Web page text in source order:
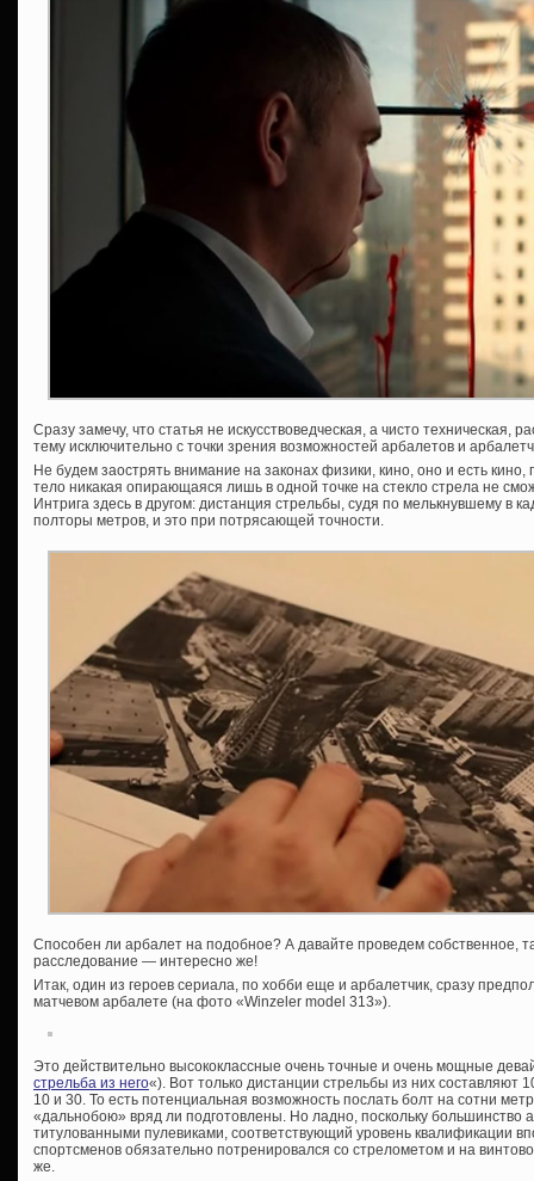
Сразу замечу, что статья не искусствоведческая, а чисто
тему исключительно с точки зрения возможностей арбалетов и
Не будем заострять внимание на законах физики, кино, оно и есть
тело никакая опирающаяся лишь в одной точке на стекло стрела не
Интрига здесь в другом: дистанция стрельбы, судя по мелькнувшему в
полторы метров, и это при потрясающей точности.
Способен ли арбалет на подобное? А давайте проведем собственное,
расследование — интересно же!
Итак, один из героев сериала, по хобби еще и арбалетчик, сразу
матчевом арбалете (на фото «Winzeler model 313»).
Это действительно высококлассные очень точные и очень мощные
стрельба из него«). Вот только дистанции стрельбы из них
10 и 30. То есть потенциальная возможность послать болт на сотни
«дальнобою» вряд ли подготовлены. Но ладно, поскольку большинство
титулованными пулевиками, соответствующий уровень квалификации
спортсменов обязательно потренировался со стрелометом и на
же.